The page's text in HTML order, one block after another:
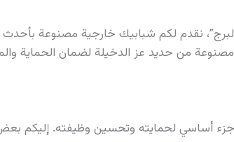
من حديد عز الدخيلة لضمان الحماية
أساسي لحمايته وتحسين وظيفته. إليكم بعض